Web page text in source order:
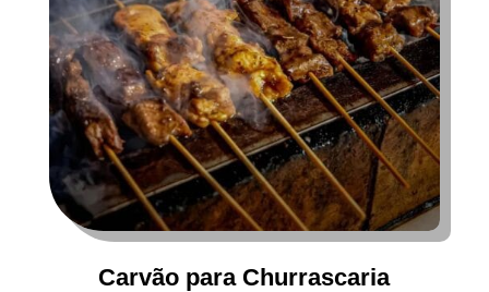
Carvão para Churrascaria